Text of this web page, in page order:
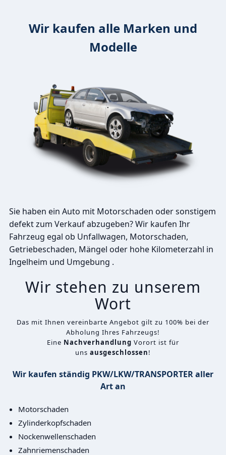
Wir kaufen alle Marken und
Modelle
Sie haben ein Auto mit Motorschaden oder sonstigem
defekt zum Verkauf abzugeben? Wir kaufen Ihr
Fahrzeug egal ob Unfallwagen, Motorschaden,
Getriebeschaden, Mängel oder hohe Kilometerzahl in
Ingelheim und Umgebung .
Wir stehen zu unserem
Wort
Das mit Ihnen vereinbarte Angebot gilt zu 100% bei der
Abholung Ihres Fahrzeugs!
Eine Nachverhandlung Vorort ist für
uns ausgeschlossen!
Wir kaufen ständig PKW/LKW/TRANSPORTER aller
Art an
Motorschaden
Zylinderkopfschaden
Nockenwellenschaden
Zahnriemenschaden